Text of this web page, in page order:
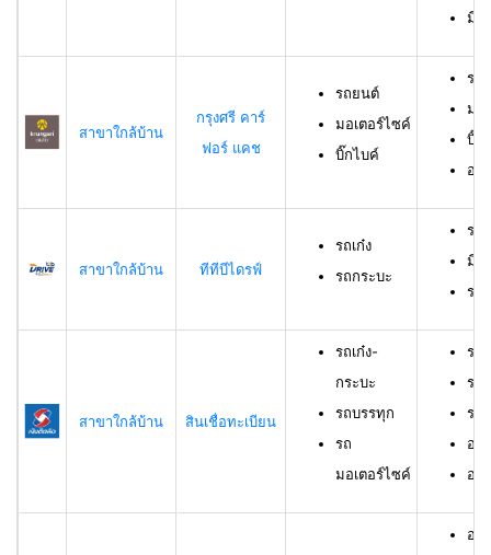
มีร
สาขาใกล้บ้าน
กรุงศรี คาร์
ฟอร์ แคช
รถยนต์
มอเตอร์ไซค์
บิ๊กไบค์
รถ
มอ
บิ๊ก
อา
สาขาใกล้บ้าน ทีทีบีไดรฟ์
รถเก๋ง
รถกระบะ
รถ
มีอ
รา
สาขาใกล้บ้าน สินเชื่อทะเบียน
รถเก๋ง-
กระบะ
รถบรรทุก
รถ
มอเตอร์ไซค์
รถ
รถ
รถ
อา
อา
อา